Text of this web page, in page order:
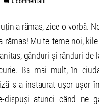
0 commentarii
a rămas, zice o vorbă.
rămas! Multe teme noi,
gânduri și rânduri de
Ba mai mult, în
s-a instaurat ușor-ușor
dispuși atunci când ne